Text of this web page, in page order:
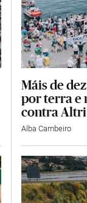
Máis de
por terra e
contra Altri
Alba Cambeiro